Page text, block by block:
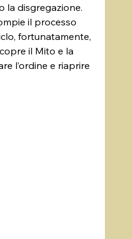
la disgregazione.
il processo
fortunatamente,
il Mito e la
l’ordine e riaprire